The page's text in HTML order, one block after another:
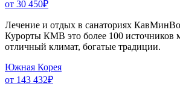
от 30 450₽
Лечение и отдых в санаториях
Курорты КМВ это более 100 источников
отличный климат, богатые традиции.
Южная Корея
от 143 432₽